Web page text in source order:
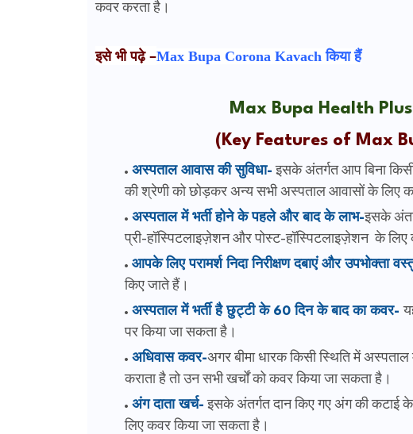
कवर करता है।
इसे भी पढ़े –Max Bupa Corona Kavach किया हैं
Max Bupa Health
(Key Features of Max
अस्पताल आवास की सुविधा- इसके अंतर्गत आप बिना
की श्रेणी को छोड़कर अन्य सभी अस्पताल आवासों के लिए
अस्पताल में भर्ती होने के पहले और बाद के लाभ-इसके
प्री-हॉस्पिटलाइज़ेशन और पोस्ट-हॉस्पिटलाइज़ेशन के
आपके लिए परामर्श निदा निरीक्षण दबाएं और उपभोक्ता
किए जाते हैं।
अस्पताल में भर्ती है छुट्टी के 60 दिन के बाद का कवर-
पर किया जा सकता है।
अधिवास कवर-अगरबीमा धारक किसी स्थिति में
कराता है तो उन सभी खर्चों को कवर किया जा सकता है।
अंग दाता खर्च- इसके अंतर्गत दान किए गए अंग की कटाई
लिए कवर किया जा सकता है।